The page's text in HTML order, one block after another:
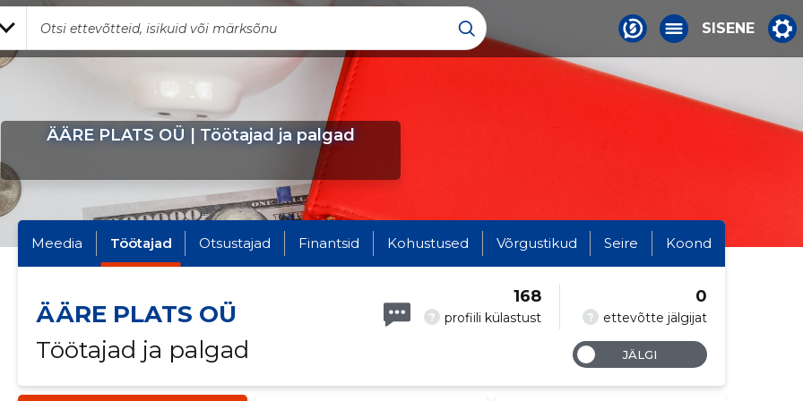
SISENE
ÄÄRE PLATS OÜ | Töötajad ja palgad
Meedia Töötajad Otsustajad Finantsid Kohustused Võrgustikud Seire Koond
ÄÄRE PLATS OÜ
Töötajad ja palgad
? profiili külastust
168
? ettevõtte jälgijat
0
JÄLGI